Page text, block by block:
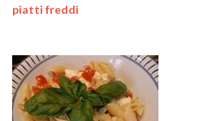
piatti freddi